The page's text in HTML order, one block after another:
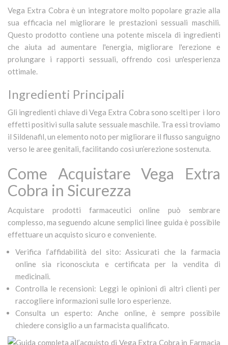
Vega Extra Cobra è un integratore molto popolare grazie alla
sua efficacia nel migliorare le prestazioni sessuali maschili.
Questo prodotto contiene una potente miscela di ingredienti
che aiuta ad aumentare l'energia, migliorare l'erezione e
prolungare i rapporti sessuali, offrendo così un'esperienza
ottimale.
Ingredienti Principali
Gli ingredienti chiave di Vega Extra Cobra sono scelti per i loro
effetti positivi sulla salute sessuale maschile. Tra essi troviamo
il Sildenafil, un elemento noto per migliorare il flusso sanguigno
verso le aree genitali, facilitando così un’erezione sostenuta.
Come Acquistare Vega Extra
Cobra in Sicurezza
Acquistare prodotti farmaceutici online può sembrare
complesso, ma seguendo alcune semplici linee guida è possibile
effettuare un acquisto sicuro e conveniente.
Verifica l’affidabilità del sito: Assicurati che la farmacia
online sia riconosciuta e certificata per la vendita di
medicinali.
Controlla le recensioni: Leggi le opinioni di altri clienti per
raccogliere informazioni sulle loro esperienze.
Consulta un esperto: Anche online, è sempre possibile
chiedere consiglio a un farmacista qualificato.